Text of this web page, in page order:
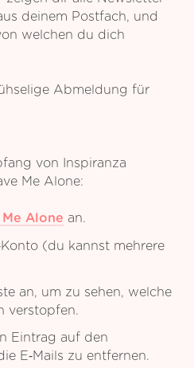
deinem Postfach, und
welchen du dich
Abmeldung für
von Inspiranza
Me Alone:
Me Alone an.
(du kannst mehrere
an, um zu sehen, welche
verstopfen.
Eintrag auf den
E‑Mails zu entfernen.